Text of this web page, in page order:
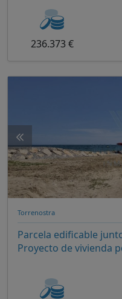
236.373 €
Torrenostra
Parcela edificable
Proyecto de vivienda